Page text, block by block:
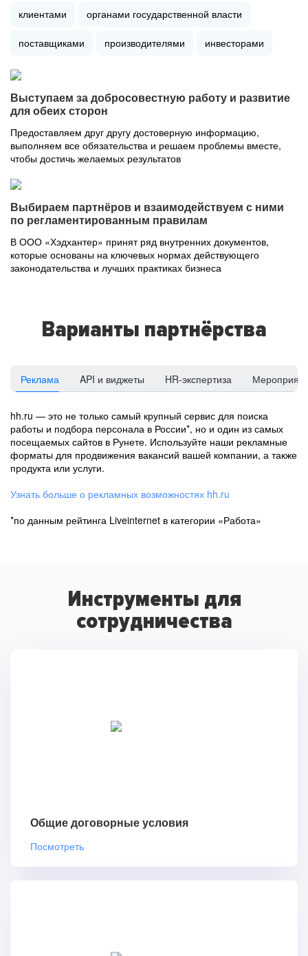
клиентами органами государственной власти
поставщиками производителями инвесторами
Выступаем за добросовестную работу и развитие
для обеих сторон
Предоставляем друг другу достоверную информацию,
выполняем все обязательства и решаем проблемы вместе,
чтобы достичь желаемых результатов
Выбираем партнёров и взаимодействуем с ними
по регламентированным правилам
В ООО «Хэдхантер» принят ряд внутренних документов,
которые основаны на ключевых нормах действующего
законодательства и лучших практиках бизнеса
Варианты партнёрства
Реклама API и виджеты HR-экспертиза
hh.ru — это не только самый крупный сервис для поиска
работы и подбора персонала в России*, но и один из самых
посещаемых сайтов в Рунете. Используйте наши рекламные
форматы для продвижения вакансий вашей компании, а также
продукта или услуги.
Узнать больше о рекламных возможностях hh.ru
*по данным рейтинга Liveinternet в категории «Работа»
Инструменты для
сотрудничества
Общие договорные условия
Посмотреть